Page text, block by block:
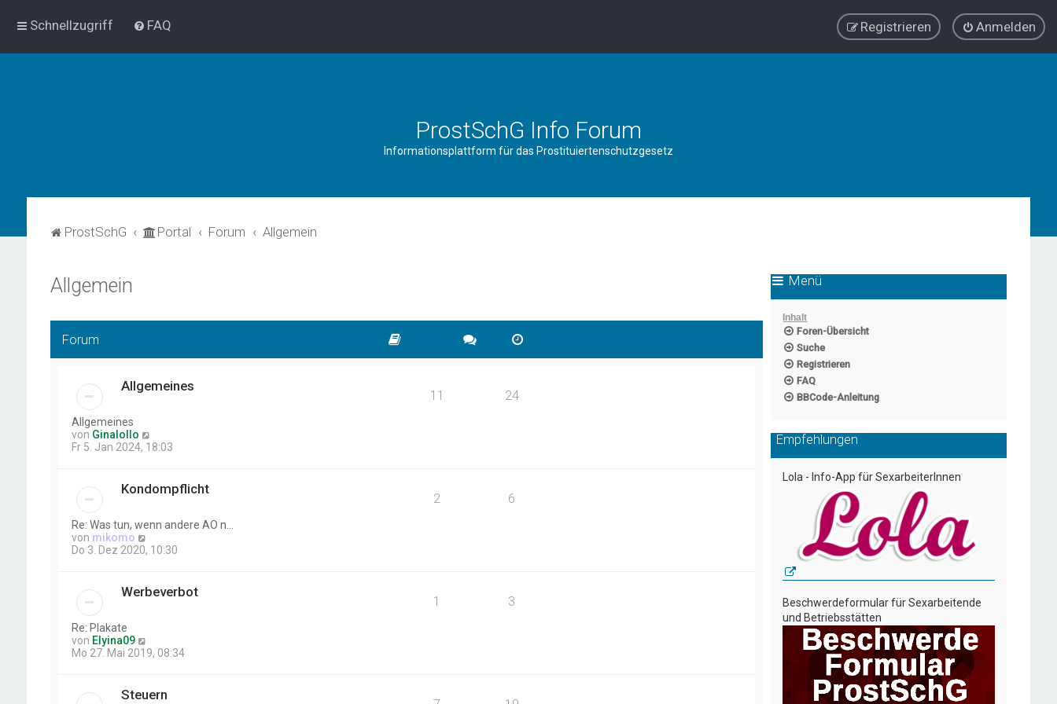
Schnellzugriff FAQ Anmelden
Registrieren
ProstSchG Info Forum
Informationsplattform für das Prostituiertenschutzgesetz
ProstSchG Portal Forum Allgemein
Allgemein
Forum
Allgemeines
11 24
Allgemeines
von Ginalollo
e
s
t
r
e
a
Fr 5. Jan 2024, 18:03
Kondompflicht
2 6
Re: Was tun, wenn andere AO n…
von mikomo
e
s
t
e
a
Do 3. Dez 2020, 10:30
Werbeverbot
1 3
Re: Plakate
von Elyina09
e
s
Mo 27. Mai 2019, 08:34
Steuern
Menü
Inhalt
Foren-Übersicht
Suche
Registrieren
FAQ
BBCode-Anleitung
Empfehlungen
Lola - Info-App für SexarbeiterInnen
Beschwerdeformular für Sexarbeitende
und Betriebsstätten